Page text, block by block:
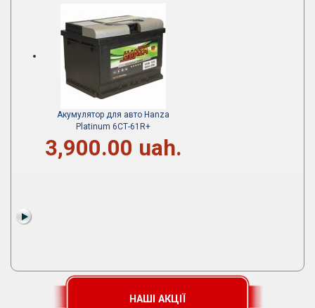
Акумулятор для авто Hanza
Platinum 6СТ-61R+
3,900.00 uah.
НАШІ АКЦІЇ